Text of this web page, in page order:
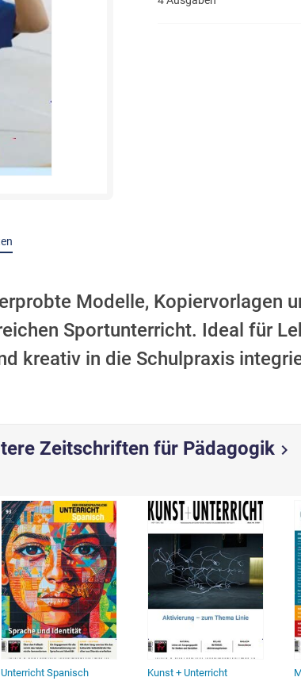
Modelle, Kopiervorlagen
Sportunterricht. Ideal für
kreativ in die Schulpraxis
Zeitschriften für Pädagogik chevron_right
Unterricht Spanisch Kunst + Unterricht